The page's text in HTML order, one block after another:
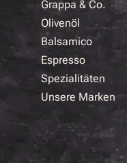
Grappa & Co.
Olivenöl
Balsamico
Espresso
Spezialitäten
Unsere Marken